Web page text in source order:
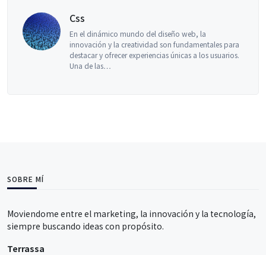
Css
En el dinámico mundo del diseño web, la
innovación y la creatividad son fundamentales para
destacar y ofrecer experiencias únicas a los usuarios.
Una de las…
SOBRE MÍ
Moviendome entre el marketing, la innovación y la tecnología,
siempre buscando ideas con propósito.
Terrassa